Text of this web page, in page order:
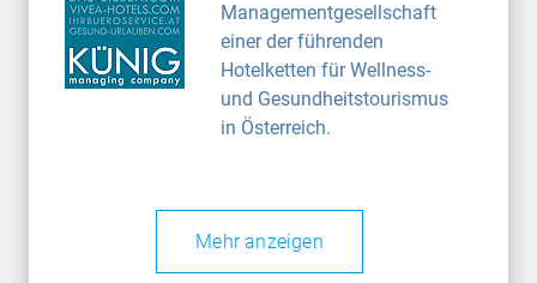
Managementgesellschaft
einer der führenden
Hotelketten für Wellness-
und Gesundheitstourismus
in Österreich.
Mehr anzeigen